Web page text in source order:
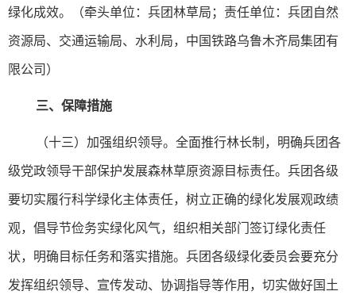
绿化成效。（牵头单位：兵团林草局；责任单位：兵团自然
资源局、交通运输局、水利局，中国铁路乌鲁木齐局集团有
限公司）
三、保障措施
（十三）加强组织领导。全面推行林长制，明确兵团各
级党政领导干部保护发展森林草原资源目标责任。兵团各级
要切实履行科学绿化主体责任，树立正确的绿化发展观政绩
观，倡导节俭务实绿化风气，组织相关部门签订绿化责任
状，明确目标任务和落实措施。兵团各级绿化委员会要充分
发挥组织领导、宣传发动、协调指导等作用，切实做好国土